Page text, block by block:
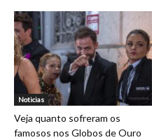
Noticias
Veja quanto sofreram os
famosos nos Globos de Ouro